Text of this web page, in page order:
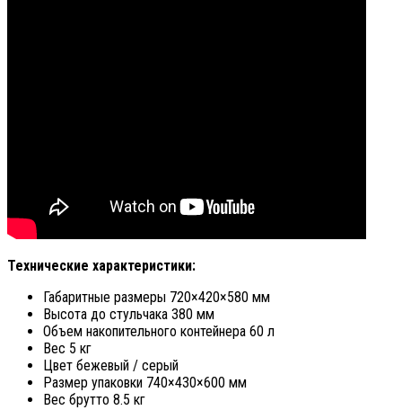
Технические характеристики:
Габаритные размеры 720×420×580 мм
Высота до стульчака 380 мм
Объем накопительного контейнера 60 л
Вес 5 кг
Цвет бежевый / серый
Размер упаковки 740×430×600 мм
Вес брутто 8.5 кг